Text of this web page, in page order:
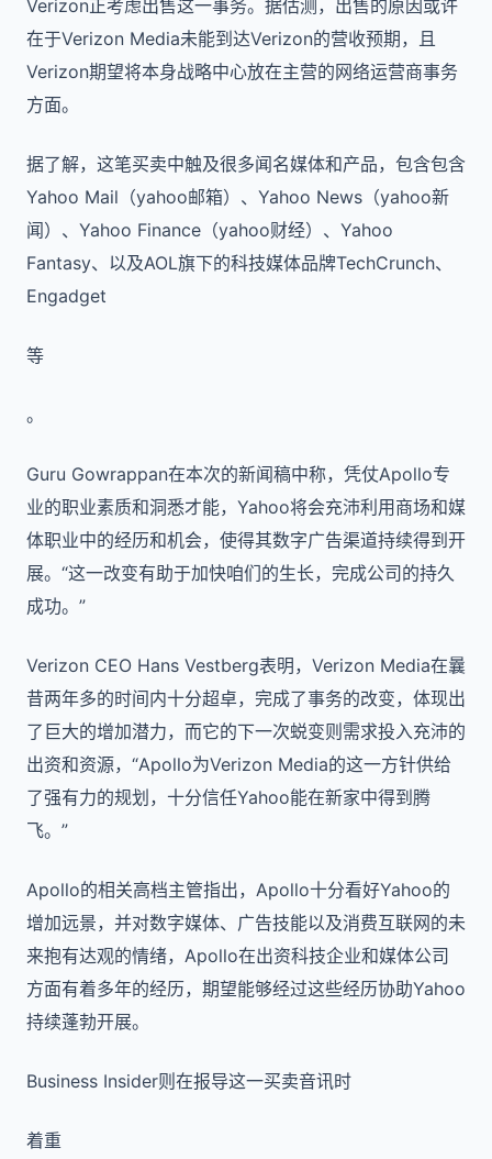
Verizon正考虑出售这一事务。据估测，出售的原因或许
在于Verizon Media未能到达Verizon的营收预期，且
Verizon期望将本身战略中心放在主营的网络运营商事务
方面。
据了解，这笔买卖中触及很多闻名媒体和产品，包含包含
Yahoo Mail（yahoo邮箱）、Yahoo News（yahoo新
闻）、Yahoo Finance（yahoo财经）、Yahoo
Fantasy、以及AOL旗下的科技媒体品牌TechCrunch、
Engadget
等
。
Guru Gowrappan在本次的新闻稿中称，凭仗Apollo专
业的职业素质和洞悉才能，Yahoo将会充沛利用商场和媒
体职业中的经历和机会，使得其数字广告渠道持续得到开
展。“这一改变有助于加快咱们的生长，完成公司的持久
成功。”
Verizon CEO Hans Vestberg表明，Verizon Media在曩
昔两年多的时间内十分超卓，完成了事务的改变，体现出
了巨大的增加潜力，而它的下一次蜕变则需求投入充沛的
出资和资源，“Apollo为Verizon Media的这一方针供给
了强有力的规划，十分信任Yahoo能在新家中得到腾
飞。”
Apollo的相关高档主管指出，Apollo十分看好Yahoo的
增加远景，并对数字媒体、广告技能以及消费互联网的未
来抱有达观的情绪，Apollo在出资科技企业和媒体公司
方面有着多年的经历，期望能够经过这些经历协助Yahoo
持续蓬勃开展。
Business Insider则在报导这一买卖音讯时
着重